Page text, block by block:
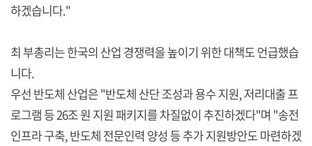
하겠습니다."
최 부총리는 한국의 산업 경쟁력을 높이기 위한 대책도 언급했습
니다.
우선 반도체 산업은 "반도체 산단 조성과 용수 지원, 저리대출 프
로그램 등 26조 원 지원 패키지를 차질없이 추진하겠다"며 "송전
인프라 구축, 반도체 전문인력 양성 등 추가 지원방안도 마련하겠